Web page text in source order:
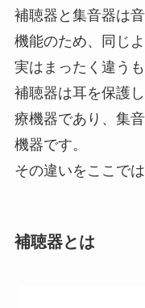
補聴器と集音器は
機能のため、同じ
実はまったく違うも
補聴器は耳を保護
療機器であり、集
機器です。
その違いをここで
補聴器とは